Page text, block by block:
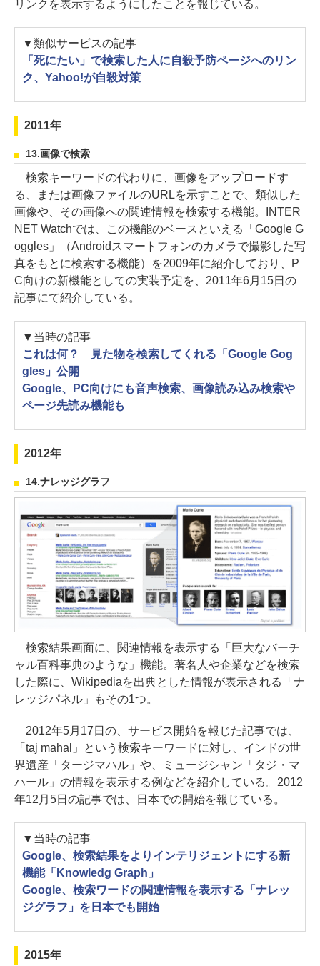
リンクを表示するようにしたことを報じている。
▼類似サービスの記事
「死にたい」で検索した人に自殺予防ページへのリン
ク、Yahoo!が自殺対策
2011年
13.画像で検索
検索キーワードの代わりに、画像をアップロードす
る、または画像ファイルのURLを示すことで、類似した
画像や、その画像への関連情報を検索する機能。INTER
NET Watchでは、この機能のベースといえる「Google G
oggles」（Androidスマートフォンのカメラで撮影した写
真をもとに検索する機能）を2009年に紹介しており、P
C向けの新機能としての実装予定を、2011年6月15日の
記事にて紹介している。
▼当時の記事
これは何？ 見た物を検索してくれる「Google Gog
gles」公開
Google、PC向けにも音声検索、画像読み込み検索や
ページ先読み機能も
2012年
14.ナレッジグラフ
検索結果画面に、関連情報を表示する「巨大なバーチ
ャル百科事典のような」機能。著名人や企業などを検索
した際に、Wikipediaを出典とした情報が表示される「ナ
レッジパネル」もその1つ。
2012年5月17日の、サービス開始を報じた記事では、
「taj mahal」という検索キーワードに対し、インドの世
界遺産「タージマハル」や、ミュージシャン「タジ・マ
ハール」の情報を表示する例などを紹介している。2012
年12月5日の記事では、日本での開始を報じている。
▼当時の記事
Google、検索結果をよりインテリジェントにする新
機能「Knowledg Graph」
Google、検索ワードの関連情報を表示する「ナレッ
ジグラフ」を日本でも開始
2015年